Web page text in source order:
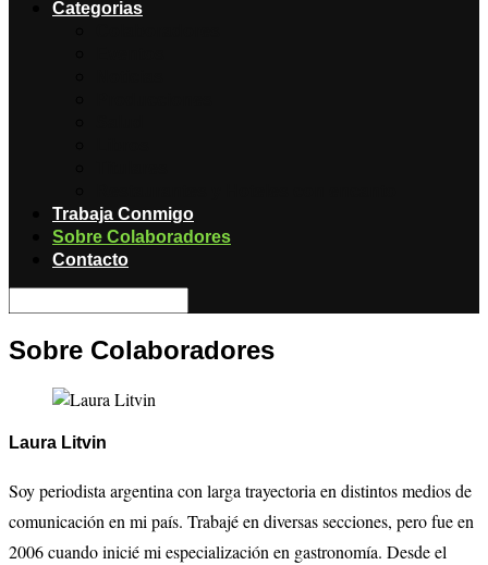
Categorias
Trabaja Conmigo
Sobre Colaboradores
Contacto
Sobre Colaboradores
Laura Litvin
Soy periodista argentina con larga trayectoria en distintos medios de
comunicación en mi país. Trabajé en diversas secciones, pero fue en
2006 cuando inicié mi especialización en gastronomía. Desde el